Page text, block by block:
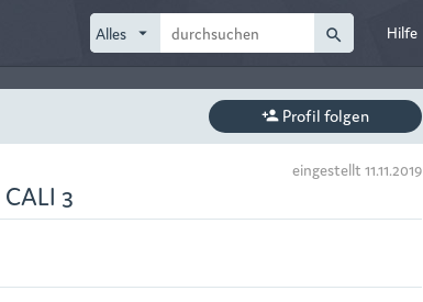
Hilfe
arrow_drop_down search
person_add Profil folgen
eingestellt 11.11.2019
3